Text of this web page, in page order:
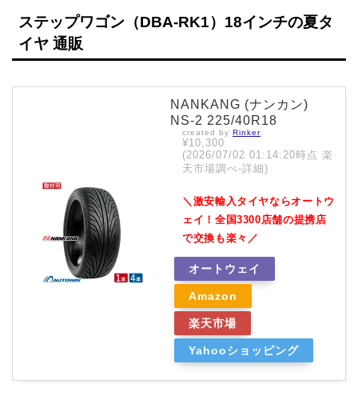
ステップワゴン（DBA-RK1）18インチの夏タ
イヤ 通販
NANKANG (ナンカン)
NS-2 225/40R18
created by Rinker
¥10,300
(2026/07/02 01:14:20時点 楽
天市場調べ-詳細)
＼激安輸入タイヤならオートウ
ェイ！全国3300店舗の提携店
で交換も楽々／
オートウェイ
Amazon
楽天市場
Yahooショッピング